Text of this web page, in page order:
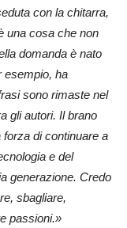
con la chitarra,
una cosa che non
domanda è nato
esempio, ha
sono rimaste nel
gli autori. Il brano
di continuare a
e del
generazione. Credo
sbagliare,
passioni.»